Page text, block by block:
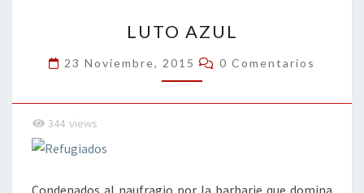
AZUL
LUTO AZUL
23 Noviembre, 2015 Comentarios
0 Comentarios
344 views
Condenados al naufragio por la barbarie que domina